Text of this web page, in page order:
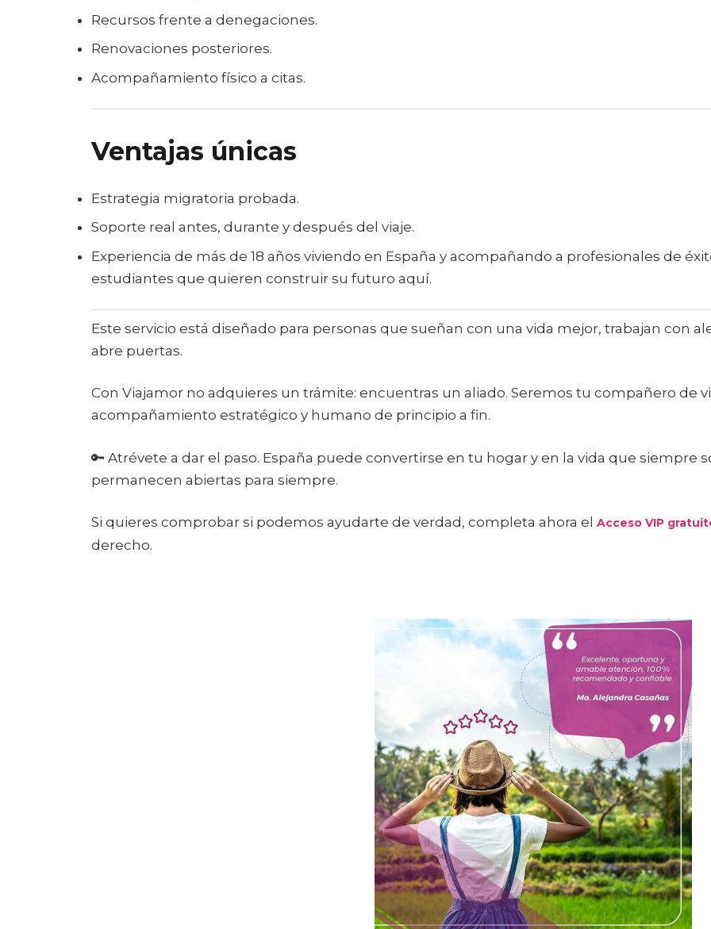
Recursos frente a denegaciones.
Renovaciones posteriores.
Acompañamiento físico a citas.
Ventajas únicas
Estrategia migratoria probada.
Soporte real antes, durante y después del viaje.
Experiencia de más de 18 años viviendo en España y acompañando a profesionales de
estudiantes que quieren construir su futuro aquí.
Este servicio está diseñado para personas que sueñan con una vida mejor, trabajan con
abre puertas.
Con Viajamor no adquieres un trámite: encuentras un aliado. Seremos tu compañero de
acompañamiento estratégico y humano de principio a fin.
🔑 Atrévete a dar el paso. España puede convertirse en tu hogar y en la vida que siempre
permanecen abiertas para siempre.
Si quieres comprobar si podemos ayudarte de verdad, completa ahora el Acceso VIP
derecho.